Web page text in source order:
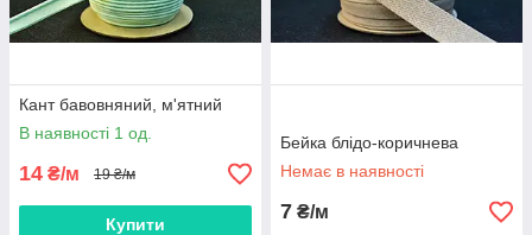
Кант бавовняний, м'ятний
В наявності 1 од.
14 ₴/м 19 ₴/м
Купити
Бейка блідо-коричнева
Немає в наявності
7 ₴/м